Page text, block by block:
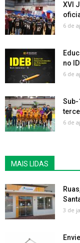
XVI
6 de
no
6 de
Sub-
6 de
MAIS LIDAS
3 de